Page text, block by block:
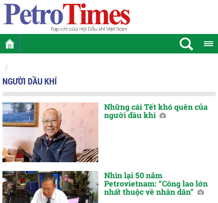
NGƯỜI DẦU KHÍ
Những cái Tết khó quên của
người dầu khí
Nhìn lại 50 năm
Petrovietnam: “Công lao lớn
nhất thuộc về nhân dân”